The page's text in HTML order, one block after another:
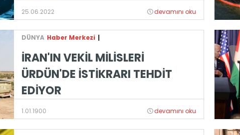
25.06.2022 devamını oku
DÜNYA Haber Merkezi |
İRAN'IN VEKİL MİLİSLERİ
ÜRDÜN'DE İSTİKRARI TEHDİT
EDİYOR
1.01.1900 devamını oku